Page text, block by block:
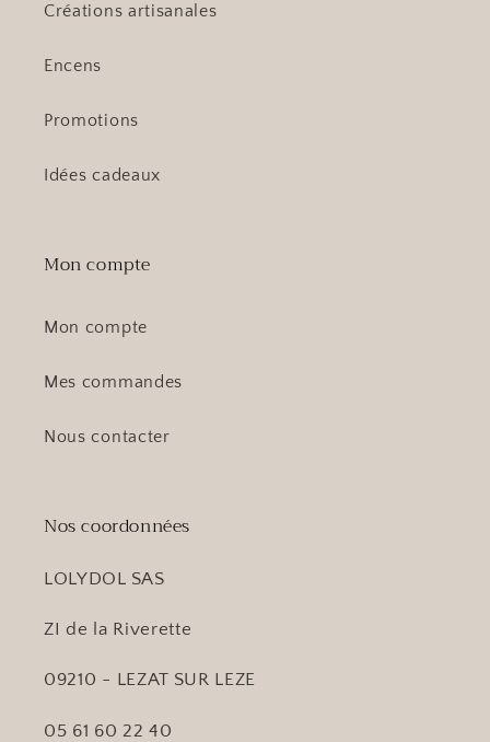
Créations artisanales
Encens
Promotions
Idées cadeaux
Mon compte
Mon compte
Mes commandes
Nous contacter
Nos coordonnées
LOLYDOL SAS
ZI de la Riverette
09210 - LEZAT SUR LEZE
05 61 60 22 40